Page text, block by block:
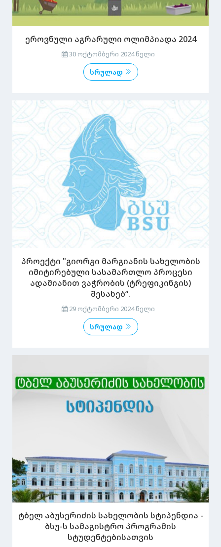
ეროვნული აგრარული ოლიმპიადა 2024
30 ოქტომბერი 2024 წელი
სრულად
პროექტი "გიორგი მარგიანის სახელობის
იმიტირებული სასამართლო პროცესი
ადამიანით ვაჭრობის (ტრეფიკინგის)
შესახებ“.
29 ოქტომბერი 2024 წელი
სრულად
ტბელ აბუსერიძის სახელობის სტიპენდია -
ბსუ-ს სამაგისტრო პროგრამის
სტუდენტებისათვის